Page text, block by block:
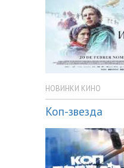
НОВИНКИ КИНО
Коп-звезда